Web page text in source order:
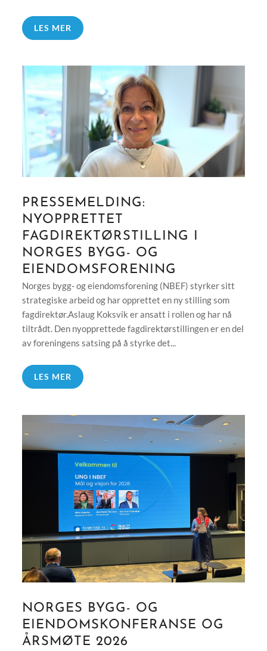
LES MER
PRESSEMELDING:
NYOPPRETTET
FAGDIREKTØRSTILLING I
NORGES BYGG- OG
EIENDOMSFORENING
Norges bygg- og eiendomsforening (NBEF) styrker sitt
strategiske arbeid og har opprettet en ny stilling som
fagdirektør.Aslaug Koksvik er ansatt i rollen og har nå
tiltrådt. Den nyopprettede fagdirektørstillingen er en del
av foreningens satsing på å styrke det...
LES MER
NORGES BYGG- OG
EIENDOMSKONFERANSE OG
ÅRSMØTE 2026